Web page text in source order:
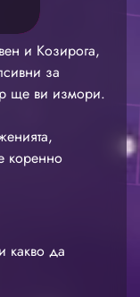
и Козирога,
за
ще ви измори.
коренно
какво да